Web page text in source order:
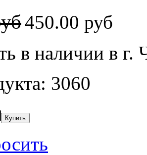
450.00 руб
в наличии в г.
3060